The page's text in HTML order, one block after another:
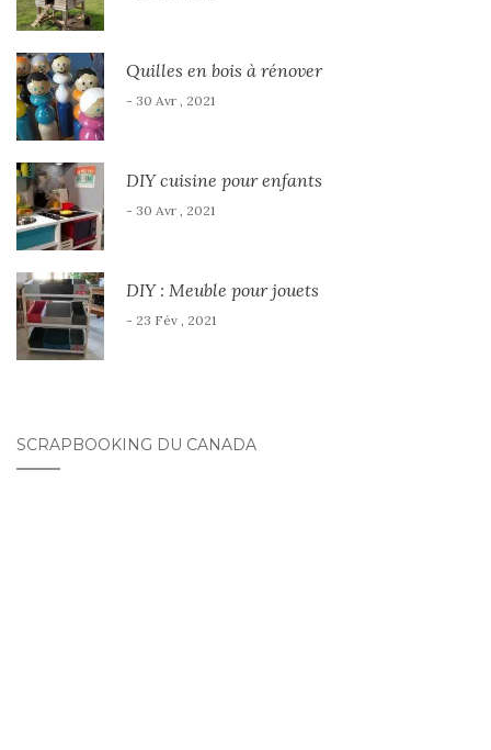
Quilles en bois à rénover
- 30 Avr , 2021
DIY cuisine pour enfants
- 30 Avr , 2021
DIY : Meuble pour jouets
- 23 Fév , 2021
SCRAPBOOKING DU CANADA